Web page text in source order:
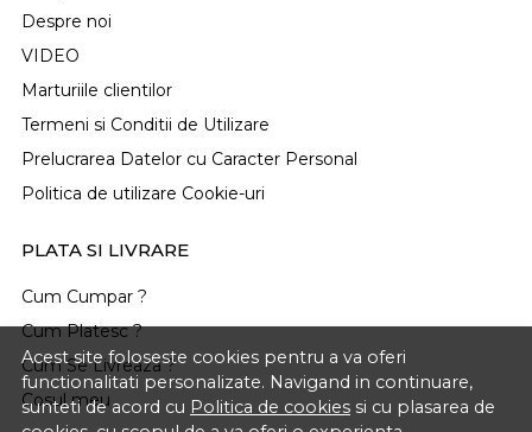
Acest site foloseste cookies pentru a va oferi
functionalitati personalizate. Navigand in continuare,
sunteti de acord cu Politica de cookies si cu plasarea de
Despre noi
VIDEO
Marturiile clientilor
Termeni si Conditii de Utilizare
Prelucrarea Datelor cu Caracter Personal
Politica de utilizare Cookie-uri
PLATA SI LIVRARE
Cum Cumpar ?
Cum Platesc ?
Cum Se Livreaza ?
Cosul meu